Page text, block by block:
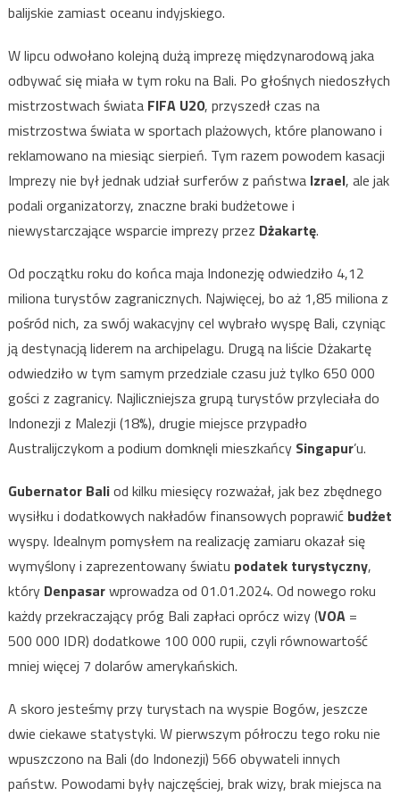
balijskie zamiast oceanu indyjskiego.
W lipcu odwołano kolejną dużą imprezę międzynarodową jaka
odbywać się miała w tym roku na Bali. Po głośnych niedoszłych
mistrzostwach świata FIFA U20, przyszedł czas na
mistrzostwa świata w sportach plażowych, które planowano i
reklamowano na miesiąc sierpień. Tym razem powodem kasacji
Imprezy nie był jednak udział surferów z państwa Izrael, ale jak
podali organizatorzy, znaczne braki budżetowe i
niewystarczające wsparcie imprezy przez Dżakartę.
Od początku roku do końca maja Indonezję odwiedziło 4,12
miliona turystów zagranicznych. Najwięcej, bo aż 1,85 miliona z
pośród nich, za swój wakacyjny cel wybrało wyspę Bali, czyniąc
ją destynacją liderem na archipelagu. Drugą na liście Dżakartę
odwiedziło w tym samym przedziale czasu już tylko 650 000
gości z zagranicy. Najliczniejsza grupą turystów przyleciała do
Indonezji z Malezji (18%), drugie miejsce przypadło
Australijczykom a podium domknęli mieszkańcy Singapur’u.
Gubernator Baliod kilku miesięcy rozważał, jak bez zbędnego
wysiłku i dodatkowych nakładów finansowych poprawić budżet
wyspy. Idealnym pomysłem na realizację zamiaru okazał się
wymyślony i zaprezentowany światu podatek turystyczny,
który Denpasarwprowadza od 01.01.2024. Od nowego roku
każdy przekraczający próg Bali zapłaci oprócz wizy (VOA=
500 000 IDR) dodatkowe 100 000 rupii, czyli równowartość
mniej więcej 7 dolarów amerykańskich.
A skoro jesteśmy przy turystach na wyspie Bogów, jeszcze
dwie ciekawe statystyki. W pierwszym półroczu tego roku nie
wpuszczono na Bali (do Indonezji) 566 obywateli innych
państw. Powodami były najczęściej, brak wizy, brak miejsca na